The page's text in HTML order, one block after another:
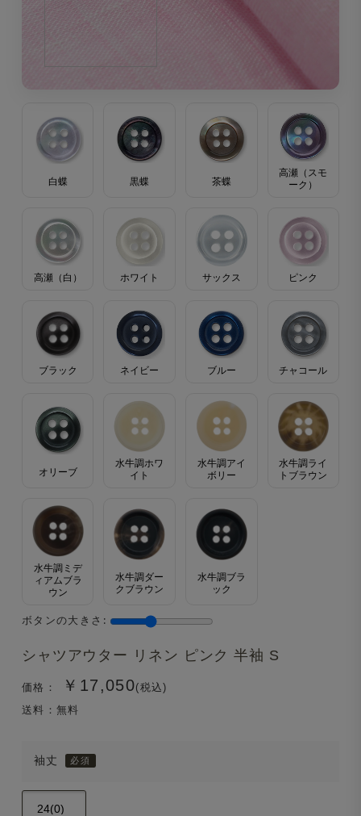
シャツアウター リネン ピンク 半袖 S
価格： ￥17,050(税込)
送料：無料
袖丈
白蝶 黒蝶 茶蝶
高瀬（スモ
ーク）
高瀬（白） ホワイト サックス ピンク
ブラック ネイビー ブルー チャコール
オリーブ
水牛調ホワ
イト
水牛調アイ
ボリー
水牛調ライ
トブラウン
水牛調ミデ
ィアムブラ
ウン
水牛調ダー
クブラウン
水牛調ブラ
ック
ボタンの大きさ: